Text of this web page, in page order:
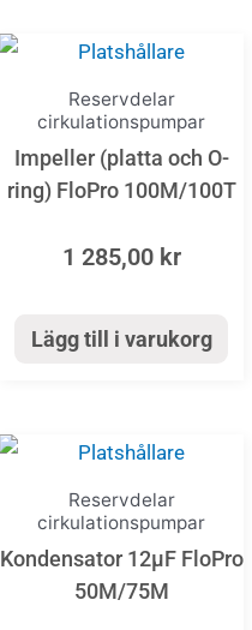
Reservdelar
cirkulationspumpar
Impeller (platta och O-
ring) FloPro 100M/100T
1 285,00 kr
Lägg till i varukorg
Reservdelar
cirkulationspumpar
Kondensator 12µF FloPro
50M/75M